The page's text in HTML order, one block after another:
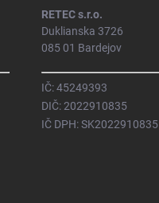
RETEC s.r.o.
Duklianska 3726
085 01 Bardejov
IČ: 45249393
DIČ: 2022910835
IČ DPH: SK2022910835